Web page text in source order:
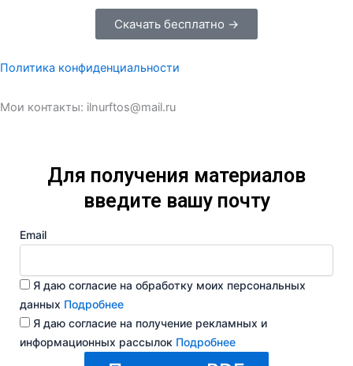
Скачать бесплатно →
Политика конфиденциальности
Мои контакты: ilnurftos@mail.ru
Для получения материалов
введите вашу почту
Email
Я даю согласие на обработку моих персональных
данных Подробнее
Я даю согласие на получение рекламных и
информационных рассылок Подробнее